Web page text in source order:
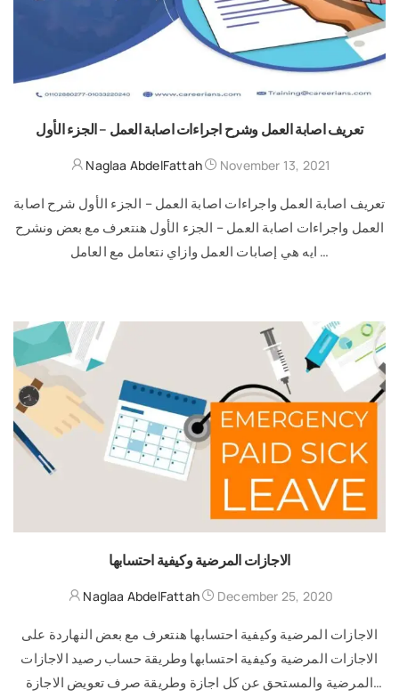
تعريف اصابة العمل وشرح اجراءات اصابة العمل – الجزء الأول
Naglaa AbdelFattah November 13, 2021
تعريف اصابة العمل واجراءات اصابة العمل – الجزء الأول شرح اصابة
العمل واجراءات اصابة العمل – الجزء الأول هنتعرف مع بعض ونشرح
ايه هي إصابات العمل وازاي نتعامل مع العامل …
الاجازات المرضية وكيفية احتسابها
Naglaa AbdelFattah December 25, 2020
الاجازات المرضية وكيفية احتسابها هنتعرف مع بعض النهاردة على
الاجازات المرضية وكيفية احتسابها وطريقة حساب رصيد الاجازات
المرضية والمستحق عن كل اجازة وطريقة صرف تعويض الاجازة